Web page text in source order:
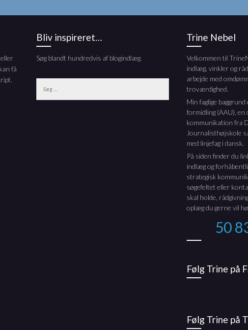
få
Bliv inspireret…
Søg blandt hundredvis af blogindlæg.
efter:
Trine Nebel
Velkommen til
indlæg, vinkler og
arbejde med
troværdighed.
Min faglige
formidling (AAU), en
kommunikation fra
Journalisthøjskole
med linjefag i dansk.
På siden finder du
indlæg og
strategisk
søgefeltet eller
skal holde,
oplæg du gerne vil
50
Følg Trine på
Følg Trine på